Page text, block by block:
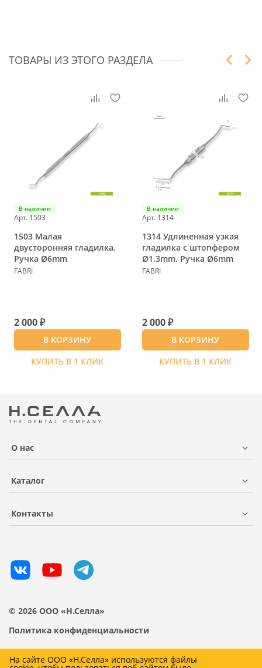
ТОВАРЫ ИЗ ЭТОГО РАЗДЕЛА
В наличии
Арт. 1503
1503 Малая
двусторонняя гладилка.
Ручка Ø6mm
FABRI
2 000 ₽
В КОРЗИНУ
КУПИТЬ В 1 КЛИК
В наличии
Арт. 1314
1314 Удлиненная узкая
гладилка с штопфером
Ø1.3mm. Ручка Ø6mm
FABRI
2 000 ₽
В КОРЗИНУ
КУПИТЬ В 1 КЛИК
О нас
Каталог
Контакты
© 2026 ООО «Н.Селла»
Политика конфиденциальности
На сайте ООО «Н.Селла» используются файлы